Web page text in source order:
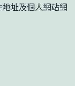
址及個人網站網